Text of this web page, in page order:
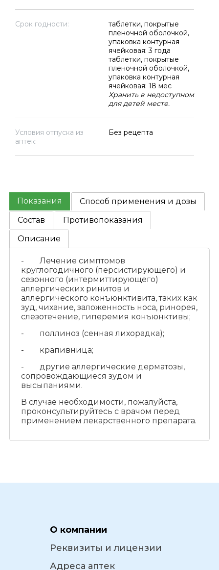
Срок годности:
таблетки, покрытые
пленочной оболочкой,
упаковка контурная
ячейковая: 3 года
таблетки, покрытые
пленочной оболочкой,
упаковка контурная
ячейковая: 18 мес
Хранить в недоступном
для детей месте.
Условия отпуска из
аптек:
Без рецепта
Показания
Способ применения и дозы
Состав
Противопоказания
Описание
- Лечение симптомов
круглогодичного (персистирующего) и
сезонного (интермиттирующего)
аллергических ринитов и
аллергического конъюнктивита, таких как
зуд, чихание, заложенность носа, ринорея,
слезотечение, гиперемия конъюнктивы;
- поллиноз (сенная лихорадка);
- крапивница;
- другие аллергические дерматозы,
сопровождающиеся зудом и
высыпаниями.
В случае необходимости, пожалуйста,
проконсультируйтесь с врачом перед
применением лекарственного препарата.
О компании
Реквизиты и лицензии
Адреса аптек